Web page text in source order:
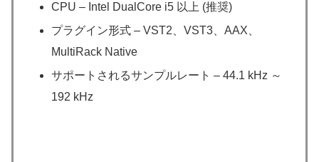
CPU – Intel DualCore i5 以上 (推奨)
プラグイン形式 – VST2、VST3、AAX、
MultiRack Native
サポートされるサンプルレート – 44.1 kHz ～
192 kHz